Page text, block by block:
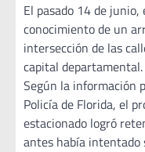
El pasado 14 de
conocimiento de un
intersección de las
capital departamental.
Según la información
Policía de Florida, el
estacionado logró
antes había